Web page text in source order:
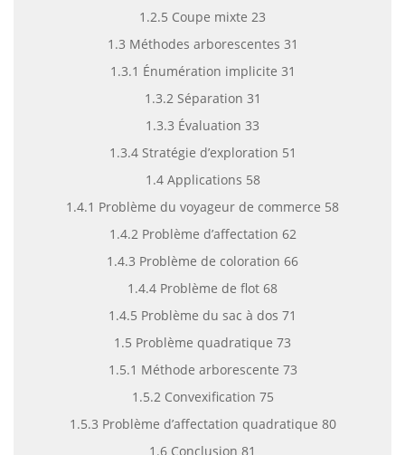
1.2.5 Coupe mixte 23
1.3 Méthodes arborescentes 31
1.3.1 Énumération implicite 31
1.3.2 Séparation 31
1.3.3 Évaluation 33
1.3.4 Stratégie d’exploration 51
1.4 Applications 58
1.4.1 Problème du voyageur de commerce 58
1.4.2 Problème d’affectation 62
1.4.3 Problème de coloration 66
1.4.4 Problème de flot 68
1.4.5 Problème du sac à dos 71
1.5 Problème quadratique 73
1.5.1 Méthode arborescente 73
1.5.2 Convexification 75
1.5.3 Problème d’affectation quadratique 80
1.6 Conclusion 81